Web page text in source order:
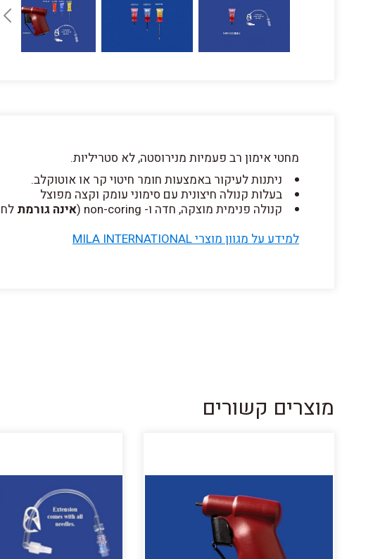
מחטי אימון רב פעמיות מנירוסטה, לא סטריליות.
ניתנות לעיקור באמצעות חומר חיטוי קר או אוטוקלב.
בעלות קנולה חיצונית עם סימוני עומק וקצה מפוצל
קנולה פנימית מוצקה, חדה ו- non-coring (
אינה גורמת
למידע על מגוון מוצרי MILA INTERNATIONAL
מוצרים קשורים